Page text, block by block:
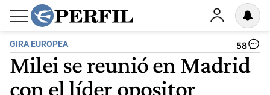
GIRA EUROPEA 58
Milei se reunió en Madrid
con el líder opositor